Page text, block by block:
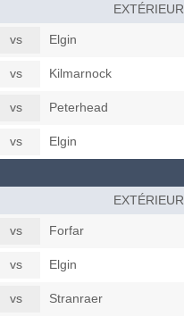
EXTÉRIEUR
vs Elgin
vs Kilmarnock
vs Peterhead
vs Elgin
EXTÉRIEUR
vs Forfar
vs Elgin
vs Stranraer